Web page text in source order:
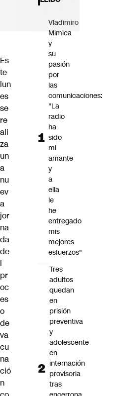
Es
te
lun
es
se
re
ali
za
un
a
nu
ev
a
jor
na
da
de
l
pr
oc
es
o
de
va
cu
na
ció
n
Vladimiro
Mimica
y
su
pasión
por
las
comunicaciones:
"La
radio
ha
sido
mi
amante
y
a
ella
le
he
entregado
mis
mejores
esfuerzos"
Tres
adultos
quedan
en
prisión
preventiva
y
adolescente
en
internación
provisoria
tras